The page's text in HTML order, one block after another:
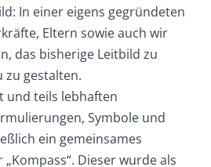
In einer eigens gegründeten
Eltern sowie auch wir
das bisherige Leitbild zu
gestalten.
und teils lebhaften
Symbole und
ein gemeinsames
Dieser wurde als